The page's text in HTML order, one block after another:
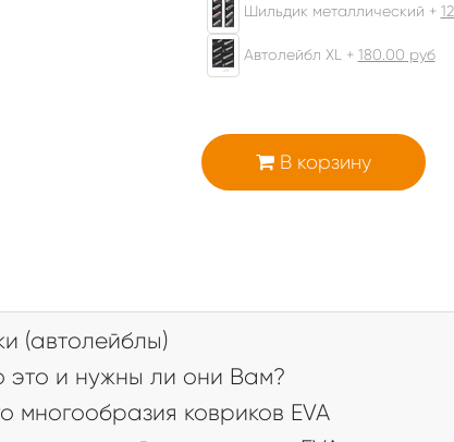
Шильдик металлический +
Автолейбл XL + 180.00 руб
В корзину
(автолейблы)
это и нужны ли они Вам?
многообразия ковриков EVA